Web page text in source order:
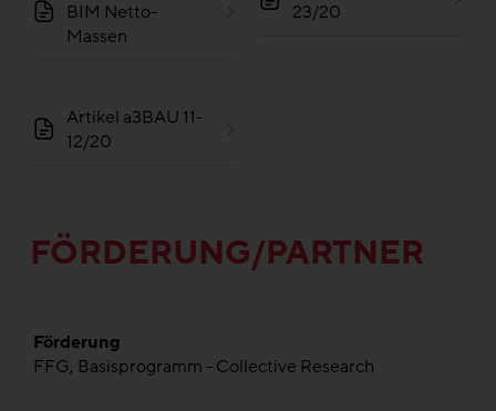
BIM Netto-
Massen
23/20
Artikel a3BAU 11-
12/20
FÖRDERUNG/PARTNER
Förderung
FFG, Basisprogramm - Collective Research